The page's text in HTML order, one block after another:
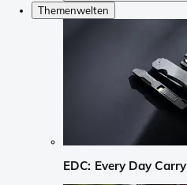
Themenwelten
EDC: Every Day Carry